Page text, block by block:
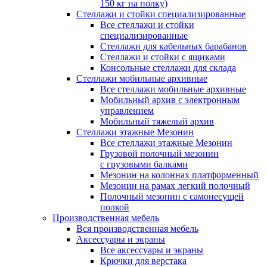
150 кг на полку)
Стеллажи и стойки специализированные
Все стеллажи и стойки
специализированные
Стеллажи для кабельных барабанов
Стеллажи и стойки с ящиками
Консольные стеллажи для склада
Стеллажи мобильные архивные
Все стеллажи мобильные архивные
Мобильный архив с электронным
управлением
Мобильный тяжелый архив
Стеллажи этажные Мезонин
Все стеллажи этажные Мезонин
Грузовой полочный мезонин
с грузовыми балками
Мезонин на колоннах платформенный
Мезонин на рамах легкий полочный
Полочный мезонин с самонесущей
полкой
Производственная мебель
Вся производственная мебель
Аксессуары и экраны
Все аксессуары и экраны
Крючки для верстака